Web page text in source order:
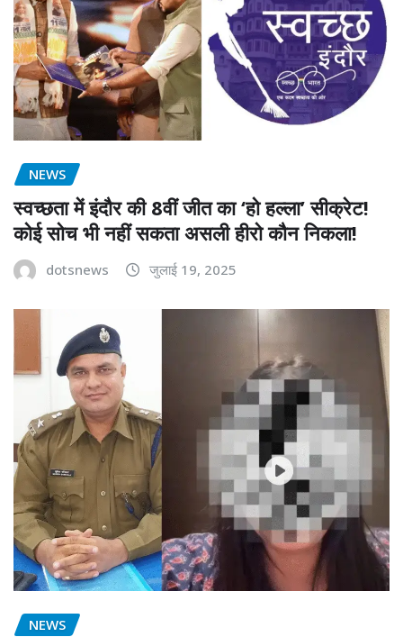
NEWS
स्वच्छता में इंदौर की 8वीं जीत का ‘हो हल्ला’ सीक्रेट!
कोई सोच भी नहीं सकता असली हीरो कौन निकला!
dotsnews जुलाई 19, 2025
NEWS